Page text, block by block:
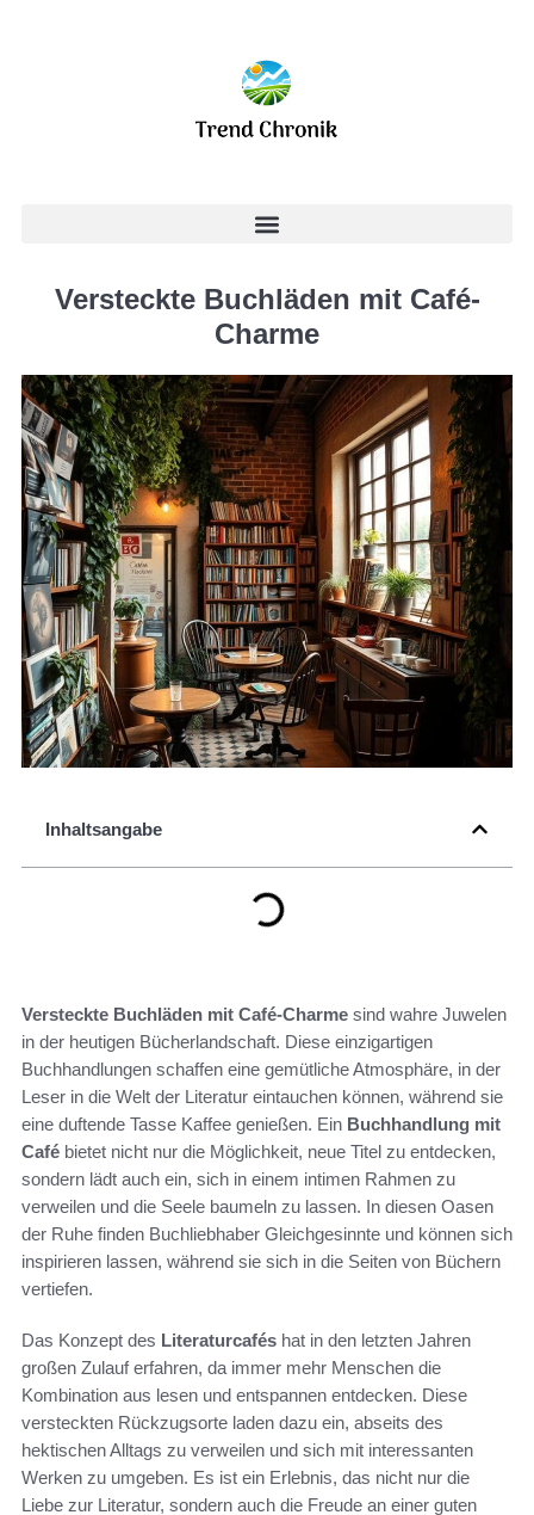
Versteckte Buchläden mit Café-
Charme
Inhaltsangabe
Versteckte Buchläden mit Café-Charme sind wahre Juwelen
in der heutigen Bücherlandschaft. Diese einzigartigen
Buchhandlungen schaffen eine gemütliche Atmosphäre, in der
Leser in die Welt der Literatur eintauchen können, während sie
eine duftende Tasse Kaffee genießen. Ein Buchhandlung mit
Café bietet nicht nur die Möglichkeit, neue Titel zu entdecken,
sondern lädt auch ein, sich in einem intimen Rahmen zu
verweilen und die Seele baumeln zu lassen. In diesen Oasen
der Ruhe finden Buchliebhaber Gleichgesinnte und können sich
inspirieren lassen, während sie sich in die Seiten von Büchern
vertiefen.
Das Konzept des Literaturcafés hat in den letzten Jahren
großen Zulauf erfahren, da immer mehr Menschen die
Kombination aus lesen und entspannen entdecken. Diese
versteckten Rückzugsorte laden dazu ein, abseits des
hektischen Alltags zu verweilen und sich mit interessanten
Werken zu umgeben. Es ist ein Erlebnis, das nicht nur die
Liebe zur Literatur, sondern auch die Freude an einer guten